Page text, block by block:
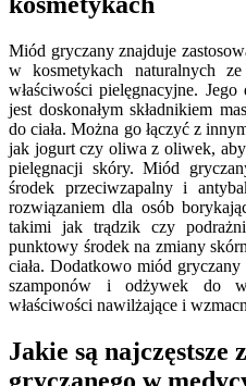
Miód gryczany znajduje
w kosmetykach naturalnych
właściwości pielęgnacyjne.
jest doskonałym składnikiem
do ciała. Można go łączyć z
jak jogurt czy oliwa z oliwek,
pielęgnacji skóry. Miód
środek przeciwzapalny i
rozwiązaniem dla osób
takimi jak trądzik czy
punktowy środek na zmiany
ciała. Dodatkowo miód
szamponów i odżywek do
właściwości nawilżające i
Jakie są najczęstsze
gryczanego w